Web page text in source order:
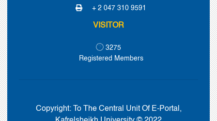
+ 2 047 310 9591
VISITOR
3275
Registered Members
Copyright: To The Central Unit Of E-Portal,